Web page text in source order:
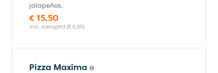
jalapeños.
€ 15,50
incl. statiegeld (€ 0,00)
Pizza Maxima